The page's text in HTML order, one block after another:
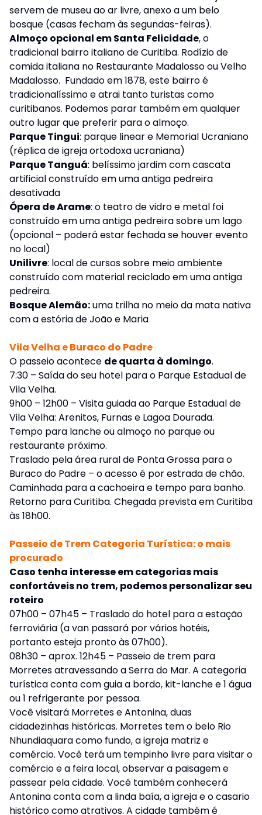
servem de museu ao ar livre, anexo a um belo
bosque (casas fecham às segundas-feiras).
Almoço opcional em Santa Felicidade, o
tradicional bairro italiano de Curitiba. Rodízio de
comida italiana no Restaurante Madalosso ou Velho
Madalosso. Fundado em 1878, este bairro é
tradicionalíssimo e atrai tanto turistas como
curitibanos. Podemos parar também em qualquer
outro lugar que preferir para o almoço.
Parque Tingui: parque linear e Memorial Ucraniano
(réplica de igreja ortodoxa ucraniana)
Parque Tanguá: belíssimo jardim com cascata
artificial construído em uma antiga pedreira
desativada
Ópera de Arame: o teatro de vidro e metal foi
construído em uma antiga pedreira sobre um lago
(opcional – poderá estar fechada se houver evento
no local)
Unilivre: local de cursos sobre meio ambiente
construído com material reciclado em uma antiga
pedreira.
Bosque Alemão:uma trilha no meio da mata nativa
com a estória de João e Maria
Vila Velha e Buraco do Padre
O passeio acontece de quarta à domingo.
7:30 – Saída do seu hotel para o Parque Estadual de
Vila Velha.
9h00 – 12h00 – Visita guiada ao Parque Estadual de
Vila Velha: Arenitos, Furnas e Lagoa Dourada.
Tempo para lanche ou almoço no parque ou
restaurante próximo.
Traslado pela área rural de Ponta Grossa para o
Buraco do Padre – o acesso é por estrada de chão.
Caminhada para a cachoeira e tempo para banho.
Retorno para Curitiba. Chegada prevista em Curitiba
às 18h00.
Passeio de Trem Categoria Turística: o mais
procurado
Caso tenha interesse em categorias mais
confortáveis no trem, podemos personalizar seu
roteiro
07h00 – 07h45 – Traslado do hotel para a estação
ferroviária (a van passará por vários hotéis,
portanto esteja pronto às 07h00).
08h30 – aprox. 12h45 – Passeio de trem para
Morretes atravessando a Serra do Mar. A categoria
turística conta com guia a bordo, kit-lanche e 1 água
ou 1 refrigerante por pessoa.
Você visitará Morretes e Antonina, duas
cidadezinhas históricas. Morretes tem o belo Rio
Nhundiaquara como fundo, a igreja matriz e
comércio. Você terá um tempinho livre para visitar o
comércio e a feira local, observar a paisagem e
passear pela cidade. Você também conhecerá
Antonina conta com a linda baía, a igreja e o casario
histórico como atrativos. A cidade também é